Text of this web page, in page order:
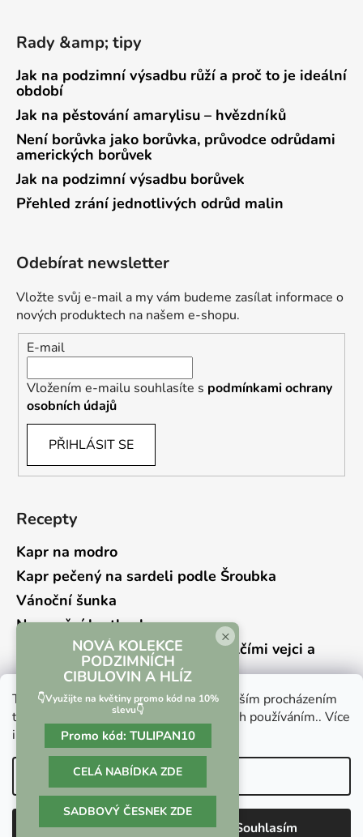
Tento web používá soubory cookie. Dalším procházením
tohoto webu vyjadřujete souhlas s jejich používáním.. Více
informacízde.
Nastavení
Odmítnout Souhlasím
Rady &amp; tipy
Jak na podzimní výsadbu růží a proč to je ideální
období
Jak na pěstování amarylisu – hvězdníků
Není borůvka jako borůvka, průvodce odrůdami
amerických borůvek
Jak na podzimní výsadbu borůvek
Přehled zrání jednotlivých odrůd malin
Odebírat newsletter
Vložte svůj e-mail a my vám budeme zasílat informace o
nových produktech na našem e-shopu.
E-mail
Vložením e-mailu souhlasíte s podmínkami ochrany
osobních údajů
PŘIHLÁSIT SE
Recepty
Kapr na modro
Kapr pečený na sardeli podle Šroubka
Vánoční šunka
Novoroční hrstkovka
Lehký bramborový salát s křepelčími vejci a
kyselou okurkou
Vrácení zboží a reklamace Kontaktní formulář
Vytvořil Shoptet
Copyright 2026Culina Botanica . Všechna práva
×
NOVÁ KOLEKCE
PODZIMNÍCH
CIBULOVIN A HLÍZ
👇Využijte na květiny promo kód na 10%
slevu👇
Promo kód: TULIPAN10
CELÁ NABÍDKA ZDE
SADBOVÝ ČESNEK ZDE